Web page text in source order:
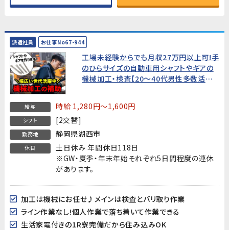
派遣社員 お仕事No67-944
工場未経験からでも月収27万円以上可!手
のひらサイズの自動車用シャフトやギアの
機械加工・検査【20～40代男性多数活躍
給与 時給 1,280円～1,600円
シフト [2交替]
勤務地 静岡県湖西市
休日
土日休み 年間休日118日
※GW・夏季・年末年始それぞれ5日間程度の連休
があります。
加工は機械にお任せ♪メインは検査とバリ取り作業
ライン作業なし!個人作業で落ち着いて作業できる
生活家電付きの1R寮完備だから住み込みOK